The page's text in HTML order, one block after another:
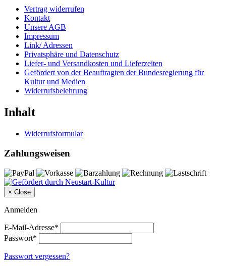
Vertrag widerrufen
Kontakt
Unsere AGB
Impressum
Link/ Adressen
Privatsphäre und Datenschutz
Liefer- und Versandkosten und Lieferzeiten
Gefördert von der Beauftragten der Bundesregierung für
Kultur und Medien
Widerrufsbelehrung
Inhalt
Widerrufsformular
Zahlungsweisen
× Close
Anmelden
E-Mail-Adresse*
Passwort*
Passwort vergessen?